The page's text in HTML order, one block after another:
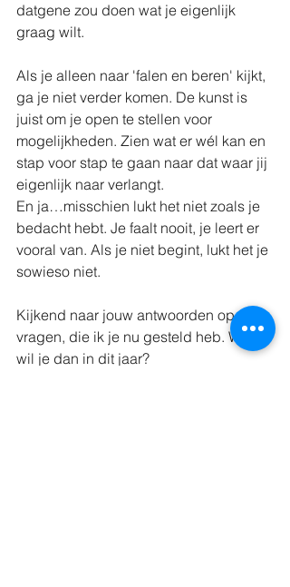
datgene zou doen wat je eigenlijk
graag wilt.
Als je alleen naar 'falen en beren' kijkt,
ga je niet verder komen. De kunst is
juist om je open te stellen voor
mogelijkheden. Zien wat er wél kan en
stap voor stap te gaan naar dat waar jij
eigenlijk naar verlangt.
En ja…misschien lukt het niet zoals je
bedacht hebt. Je faalt nooit, je leert er
vooral van. Als je niet begint, lukt het je
sowieso niet.
Kijkend naar jouw antwoorden op de
vragen, die ik je nu gesteld heb. Wat
wil je dan in dit jaar?